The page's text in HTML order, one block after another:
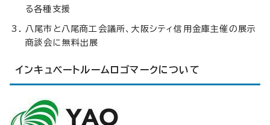
る各種支援
八尾市と八尾商工会議所、大阪シティ信用金庫主催の展示
商談会に無料出展
インキュベートルームロゴマークについて